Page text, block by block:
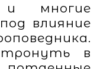
и многие
влияние
в